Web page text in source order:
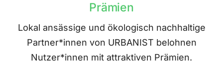
Prämien
Lokal ansässige und ökologisch nachhaltige
Partner*innen von URBANIST belohnen
Nutzer*innen mit attraktiven Prämien.